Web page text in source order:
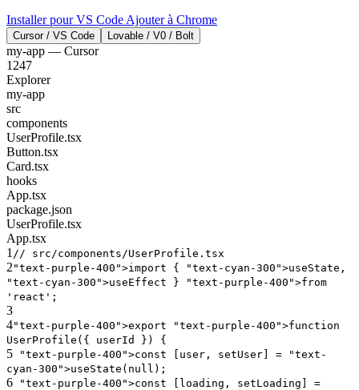
Installer pour VS Code Ajouter à Chrome
Cursor / VS Code Lovable / V0 / Bolt
my-app — Cursor
1247
Explorer
my-app
src
components
UserProfile.tsx
Button.tsx
Card.tsx
hooks
App.tsx
package.json
UserProfile.tsx
App.tsx
1 // src/components/UserProfile.tsx
2 "text-purple-400">import { "text-cyan-300">useState,
"text-cyan-300">useEffect } "text-purple-400">from
'react' ;
3
4"text-purple-400">export "text-purple-400">function
UserProfile({ userId }) {
5 "text-purple-400">const [user, setUser] =
"text-
cyan-300">useState(null);
6 "text-purple-400">const [loading, setLoading] =